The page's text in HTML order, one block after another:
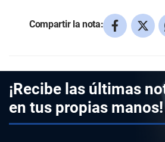
Compartir la nota:
¡Recibe las últimas
en tus propias manos!